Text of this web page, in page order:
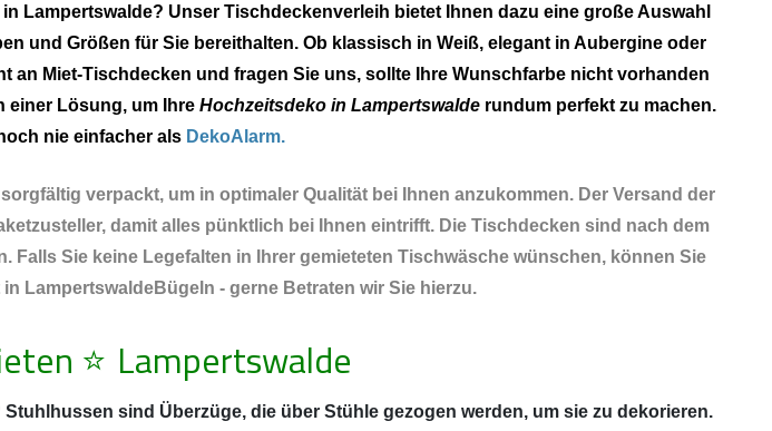
Lampertswalde? Unser Tischdeckenverleih bietet Ihnen dazu eine große Auswahl
und Größen für Sie bereithalten. Ob klassisch in Weiß, elegant in Aubergine oder
Miet-Tischdecken und fragen Sie uns, sollte Ihre Wunschfarbe nicht vorhanden
einer Lösung, um Ihre Hochzeitsdeko in Lampertswalde rundum perfekt zu machen.
nie einfacher als DekoAlarm.
verpackt, um in optimaler Qualität bei Ihnen anzukommen. Der Versand der
damit alles pünktlich bei Ihnen eintrifft. Die Tischdecken sind nach dem
Sie keine Legefalten in Ihrer gemieteten Tischwäsche wünschen, können Sie
LampertswaldeBügeln - gerne Betraten wir Sie hierzu.
⭐ Lampertswalde
sind Überzüge, die über Stühle gezogen werden, um sie zu dekorieren.